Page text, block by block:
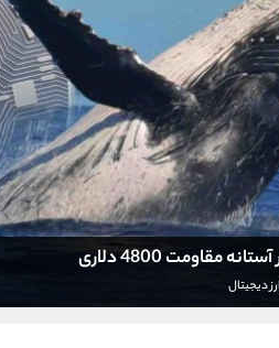
مقاومت 4800 دلاری
دیجیتال